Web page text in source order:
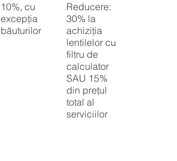
10%, cu
excepția
băuturilor
Reducere:
30% la
achiziția
lentilelor cu
filtru de
calculator
SAU 15%
din prețul
total al
serviciilor